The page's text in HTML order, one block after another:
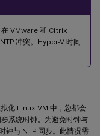
VMware 和 Citrix
冲突。Hyper-V 时间
化 Linux VM 中，您都会
系统时钟。为避免时钟与
钟与 NTP 同步。此情况需